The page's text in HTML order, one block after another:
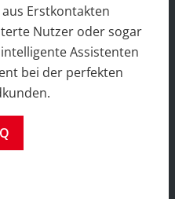
Erstkontakten
Nutzer oder sogar
Assistenten
bei der perfekten